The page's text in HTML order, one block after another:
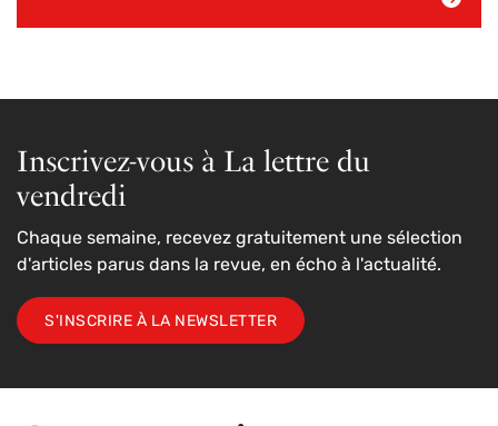
Inscrivez-vous à La lettre du
vendredi
Chaque semaine, recevez gratuitement une sélection
d'articles parus dans la revue, en écho à l'actualité.
S'INSCRIRE À LA NEWSLETTER